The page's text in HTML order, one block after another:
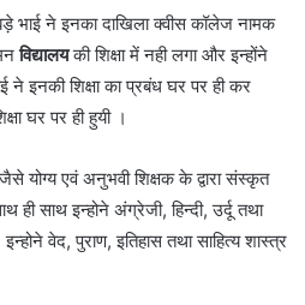
भाई ने इनका दाखिला क्वीस कॉलेज नामक
विद्यालयकी शिक्षा में नही लगा और इन्होंने
ने इनकी शिक्षा का प्रबंध घर पर ही कर
घर पर ही हुयी ।
योग्य एवं अनुभवी शिक्षक के द्वारा संस्कृत
ही साथ इन्होने अंग्रेजी, हिन्दी, उर्दू तथा
वेद, पुराण, इतिहास तथा साहित्य शास्त्र